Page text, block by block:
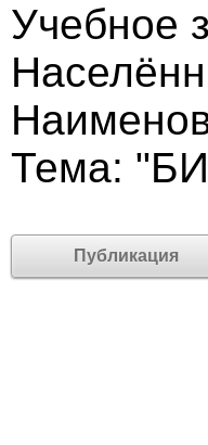
Учебное
Тема:
Публикация